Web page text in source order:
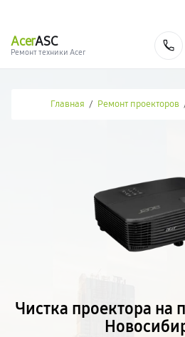
AcerASC
Ремонт техники Acer
Главная / Ремонт проекторов
Чистка проектора на